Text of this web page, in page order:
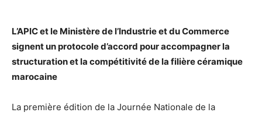
L’APIC et le Ministère de l’Industrie et du Commerce
signent un protocole d’accord pour accompagner la
structuration et la compétitivité de la filière céramique
marocaine
La première édition de la Journée Nationale de la